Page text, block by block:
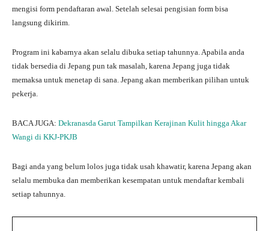
mengisi form pendaftaran awal. Setelah selesai pengisian form bisa
langsung dikirim.
Program ini kabarnya akan selalu dibuka setiap tahunnya. Apabila anda
tidak bersedia di Jepang pun tak masalah, karena Jepang juga tidak
memaksa untuk menetap di sana. Jepang akan memberikan pilihan untuk
pekerja.
BACA JUGA: Dekranasda Garut Tampilkan Kerajinan Kulit hingga Akar
Wangi di KKJ-PKJB
Bagi anda yang belum lolos juga tidak usah khawatir, karena Jepang akan
selalu membuka dan memberikan kesempatan untuk mendaftar kembali
setiap tahunnya.